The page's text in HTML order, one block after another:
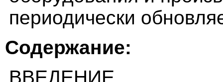
периодически
Содержание:
ВВЕДЕНИЕ